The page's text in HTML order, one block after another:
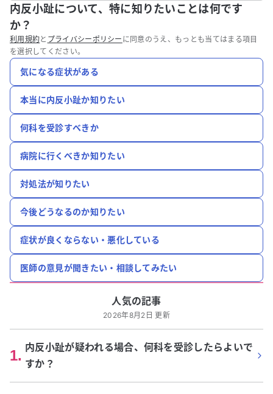
内反小趾について、特に知りたいことは何です
か？
利用規約と プライバシーポリシー に同意のうえ、もっとも当てはまる項目
を選択してください。
気になる症状がある
本当に内反小趾か知りたい
何科を受診すべきか
病院に行くべきか知りたい
対処法が知りたい
今後どうなるのか知りたい
症状が良くならない・悪化している
医師の意見が聞きたい・相談してみたい
人気の記事
2026年8月2日 更新
1. 内反小趾が疑われる場合、何科を受診したらよいで
すか？